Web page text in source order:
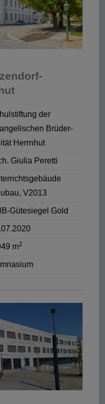
der
Brüder-
Herrnhut
Giulia Peretti
V2013
Gütesiegel Gold
m2